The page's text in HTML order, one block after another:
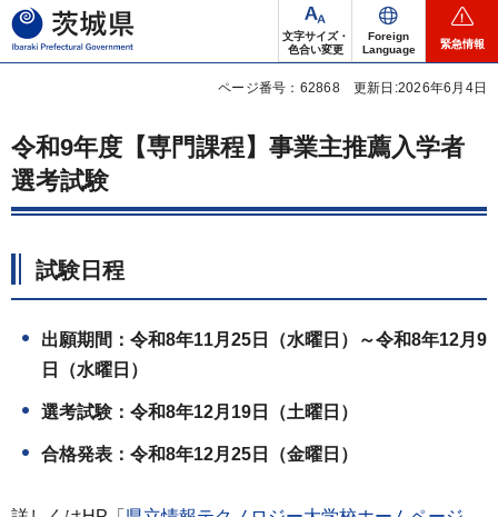
茨城県
文字サイズ・
色合い変更
Foreign
Language
緊急情報
ページ番号：62868 更新日:2026年6月4日
令和9年度【専門課程】事業主推薦入学者
選考試験
試験日程
出願期間：令和8年11月25日（水曜日）～令和8年12月9
日（水曜日）
選考試験：令和8年12月19日（土曜日）
合格発表：令和8年12月25日（金曜日）